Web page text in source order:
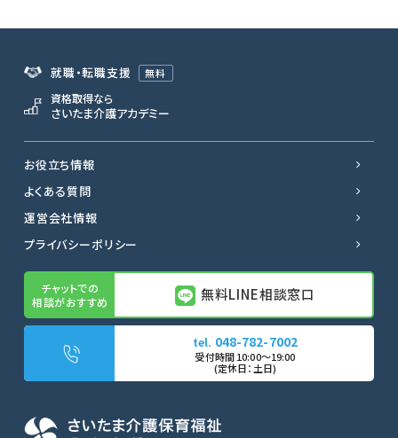
無料LINE相談窓口
就職・転職支援 無料
資格取得なら
さいたま介護アカデミー
お役立ち情報
よくある質問
運営会社情報
プライバシーポリシー
無料LINE相談窓口
048-782-7002